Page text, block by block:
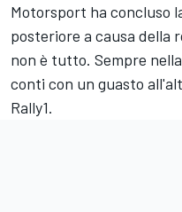
Motorsport ha concluso
posteriore a causa della
non è tutto. Sempre
conti con un guasto
Rally1.